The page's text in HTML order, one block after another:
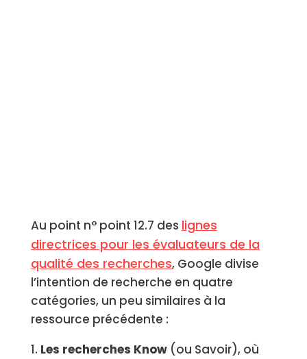
Au point n° point 12.7 des lignes
directrices pour les évaluateurs de la
qualité des recherches, Google divise
l’intention de recherche en quatre
catégories, un peu similaires à la
ressource précédente :
1. Les recherches Know(ou Savoir), où